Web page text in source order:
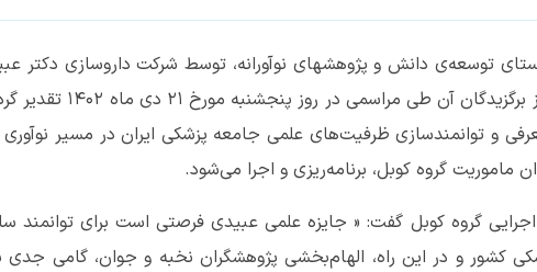
توسعه‌ی دانش و پژوهش­های نوآورانه، توسط شرکت داروسازی دکتر
به‌عنوان عضوی از گروه کوبل برگزار شد و از برگزیدگان آن طی مراسمی در روز
و توانمند‌سازی ظرفیت‌های علمی جامعه پزشکی ایران در مسیر نوآوری
ماموریت گروه کوبل، برنامه‌ریزی و اجرا می‌شود.
اجرایی گروه کوبل گفت: « جایزه علمی عبیدی فرصتی است برای توانمند
کشور و در این راه، الهام‌بخشی پژوهشگران نخبه و جوان، گامی جدی